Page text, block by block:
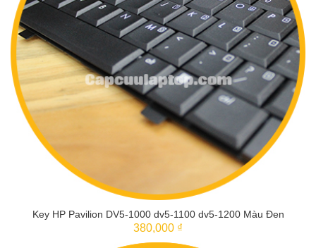
Key HP Pavilion DV5-1000 dv5-1100 dv5-1200 Màu Đen
380,000 ₫